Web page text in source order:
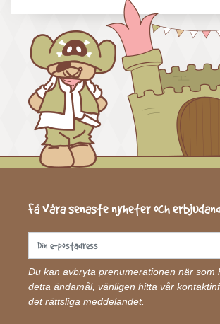
Få våra senaste nyheter och
Du kan avbryta prenumerationen när som
detta ändamål, vänligen hitta vår
det rättsliga meddelandet.